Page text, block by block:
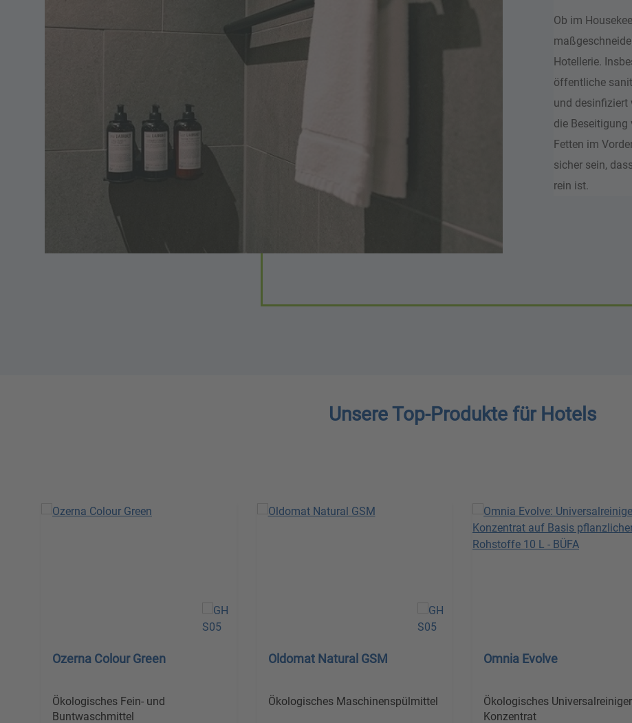
Ob im
Hotellerie.
öffentliche
und desinfiziert
die Beseitigung
Fetten im
sicher sein,
rein ist.
Unsere Top-Produkte für Hotels
Produktgalerie überspringen
Ozerna Colour Green
Ökologisches Fein- und
Buntwaschmittel
Oldomat Natural GSM
Ökologisches Maschinenspülmittel
Omnia Evolve
Ökologisches
Konzentrat